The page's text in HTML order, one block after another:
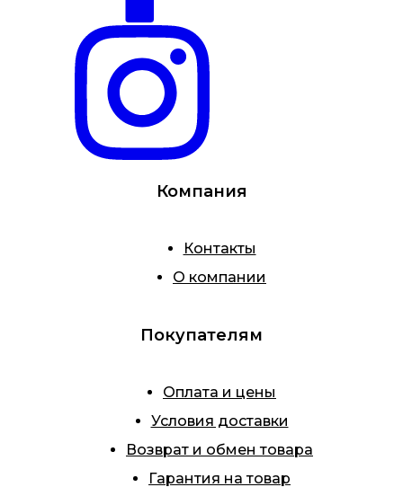
Компания
Контакты
О компании
Покупателям
Оплата и цены
Условия доставки
Возврат и обмен товара
Гарантия на товар